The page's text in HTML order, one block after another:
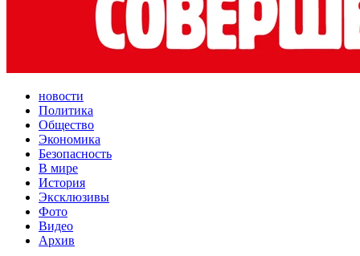
новости
Политика
Общество
Экономика
Безопасность
В мире
История
Эксклюзивы
Фото
Видео
Архив